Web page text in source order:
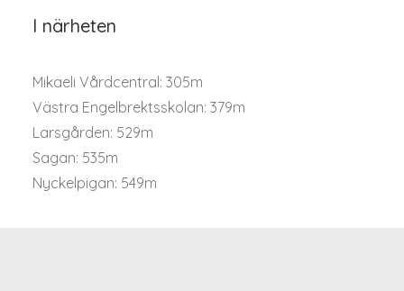
I närheten
Mikaeli Vårdcentral: 305m
Västra Engelbrektsskolan: 379m
Larsgården: 529m
Sagan: 535m
Nyckelpigan: 549m